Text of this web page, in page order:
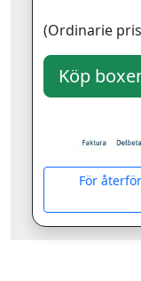
(Ordinarie
För